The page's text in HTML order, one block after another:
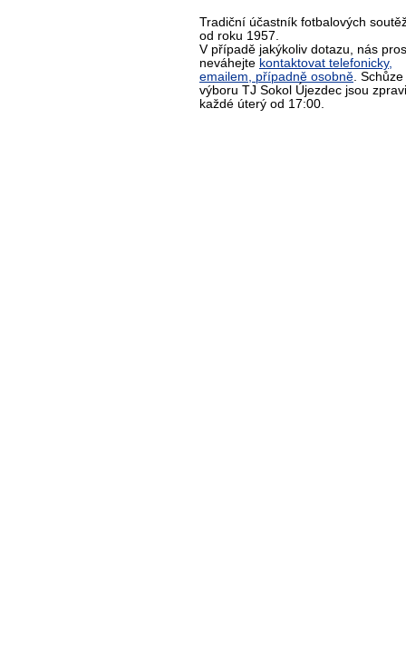
Tradiční účastník fotbalových
od roku 1957.
V případě jakýkoliv dotazu, nás
neváhejte kontaktovat telefonicky,
emailem, případně osobně. Schůze
výboru TJ Sokol Újezdec jsou
každé úterý od 17:00.